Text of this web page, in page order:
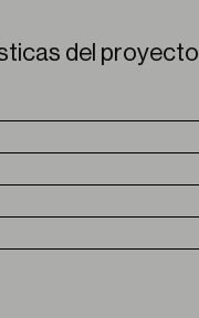
del proyecto